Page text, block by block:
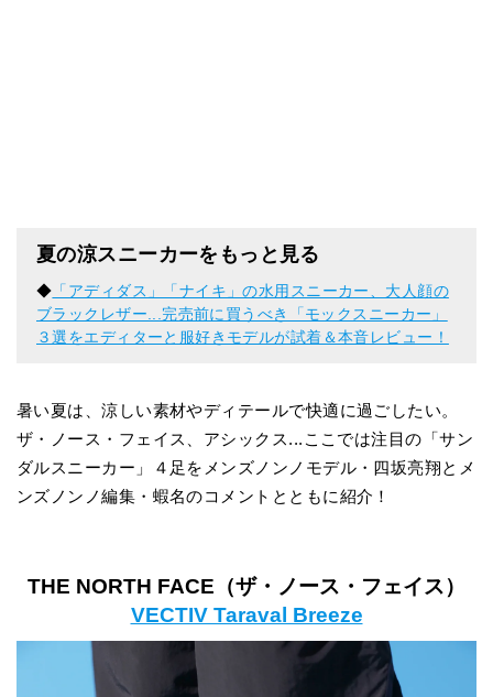
夏の涼スニーカーをもっと見る
◆ 「アディダス」「ナイキ」の水用スニーカー、大人顔の
ブラックレザー...完売前に買うべき「モックスニーカー」
３選をエディターと服好きモデルが試着＆本音レビュー！
暑い夏は、涼しい素材やディテールで快適に過ごしたい。
ザ・ノース・フェイス、アシックス...ここでは注目の「サン
ダルスニーカー」４足をメンズノンノモデル・四坂亮翔とメ
ンズノンノ編集・蝦名のコメントとともに紹介！
THE NORTH FACE（ザ・ノース・フェイス）
VECTIV Taraval Breeze